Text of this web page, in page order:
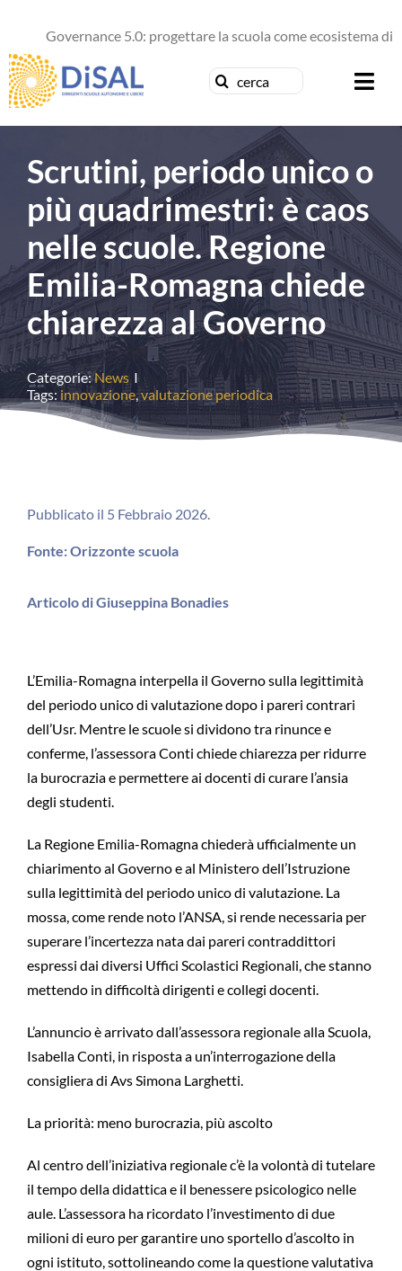
contenuto
Governance 5.0: progettare la scuola come ecosistema di
Cerca
News
Formazione
Concorsi
Pubblicazioni
Contattaci
Scrutini, periodo unico o
più quadrimestri: è caos
nelle scuole. Regione
Emilia-Romagna chiede
chiarezza al Governo
Categorie:News I
Tags: innovazione,valutazione periodica
Pubblicato il 5 Febbraio 2026.
Fonte: Orizzonte scuola
Articolo di Giuseppina Bonadies
L’Emilia-Romagna interpella il Governo sulla legittimità
del periodo unico di valutazione dopo i pareri contrari
dell’Usr. Mentre le scuole si dividono tra rinunce e
conferme, l’assessora Conti chiede chiarezza per ridurre
la burocrazia e permettere ai docenti di curare l’ansia
degli studenti.
La Regione Emilia-Romagna chiederà ufficialmente un
chiarimento al Governo e al Ministero dell’Istruzione
sulla legittimità del periodo unico di valutazione. La
mossa, come rende noto l’ANSA, si rende necessaria per
superare l’incertezza nata dai pareri contraddittori
espressi dai diversi Uffici Scolastici Regionali, che stanno
mettendo in difficoltà dirigenti e collegi docenti.
L’annuncio è arrivato dall’assessora regionale alla Scuola,
Isabella Conti, in risposta a un’interrogazione della
consigliera di Avs Simona Larghetti.
La priorità: meno burocrazia, più ascolto
Al centro dell’iniziativa regionale c’è la volontà di tutelare
il tempo della didattica e il benessere psicologico nelle
aule. L’assessora ha ricordato l’investimento di due
milioni di euro per garantire uno sportello d’ascolto in
ogni istituto, sottolineando come la questione valutativa